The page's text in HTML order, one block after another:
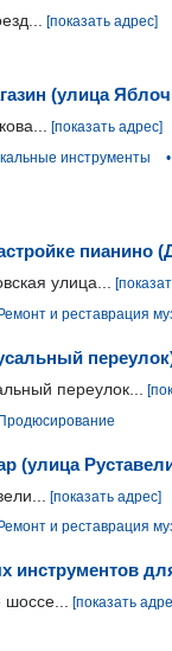
[показать адрес]
(улица
[показать адрес]
инструменты •
пианино
улица...
Ремонт и реставрация
переулок...
(улица
[показать адрес]
Ремонт и реставрация
инструментов
шоссе... [показать